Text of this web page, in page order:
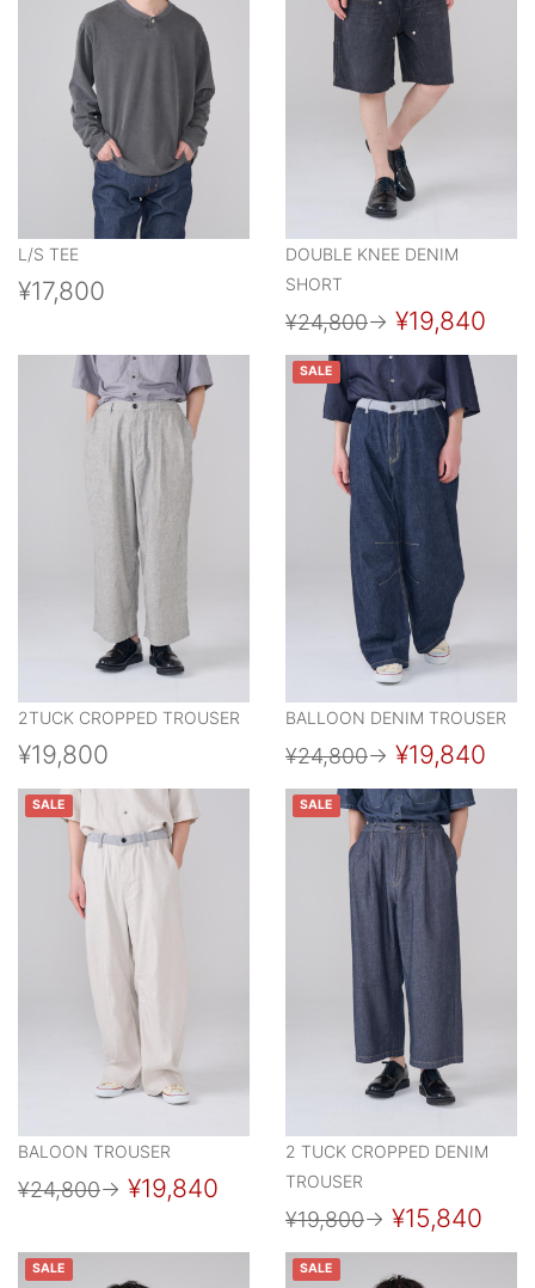
L/S TEE
¥17,800
DOUBLE KNEE DENIM
SHORT
¥24,800→ ¥19,840
2TUCK CROPPED TROUSER
¥19,800
SALE
BALLOON DENIM TROUSER
¥24,800→ ¥19,840
SALE
BALOON TROUSER
¥24,800→ ¥19,840
SALE
2 TUCK CROPPED DENIM
TROUSER
¥19,800→ ¥15,840
SALE SALE